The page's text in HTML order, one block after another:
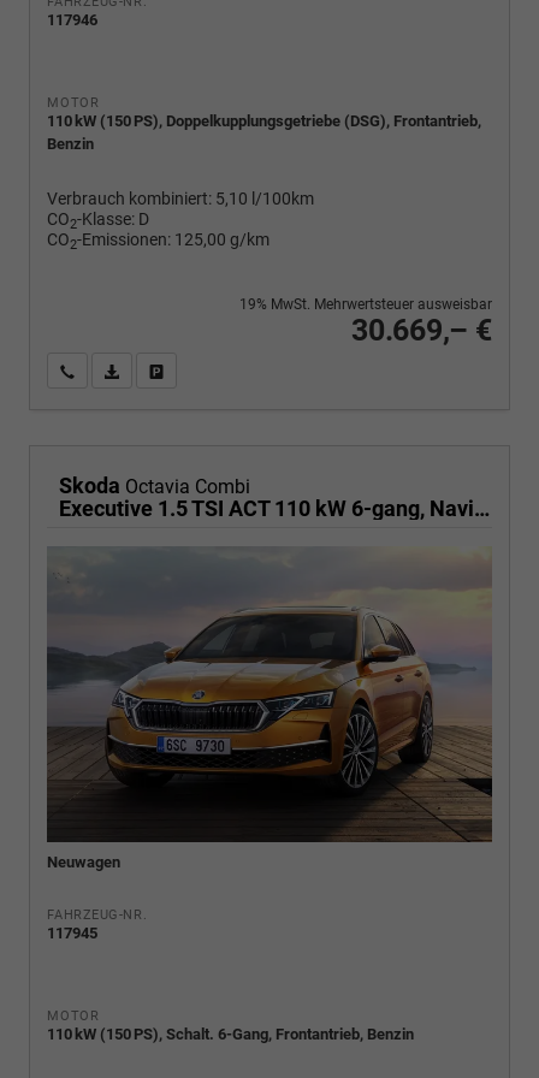
117946
MOTOR
110 kW (150 PS), Doppelkupplungsgetriebe (DSG), Frontantrieb,
Benzin
Verbrauch kombiniert: 5,10 l/100km
CO2-Klasse: D
CO2-Emissionen: 125,00 g/km
30.669,– €
19% MwSt. Mehrwertsteuer ausweisbar
Wir rufen Sie anPDF-Fahrzeugexposé drucken
Skoda Octavia Combi
Executive 1.5 TSI ACT 110 kW 6-gang, Navigationssystem, 17 Zoll Alufelgen, ACC, PDC, Klimaautomatik, Phone Box, Reserverad, Full LED, 4 Jahre Garantie
Neuwagen
FAHRZEUG-NR.
117945
MOTOR
110 kW (150 PS), Schalt. 6-Gang, Frontantrieb, Benzin